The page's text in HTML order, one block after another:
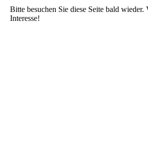
Bitte besuchen Sie diese Seite bald
Interesse!